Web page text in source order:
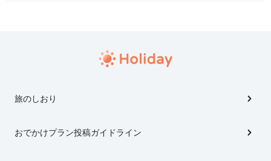
旅のしおり
おでかけプラン投稿ガイドライン